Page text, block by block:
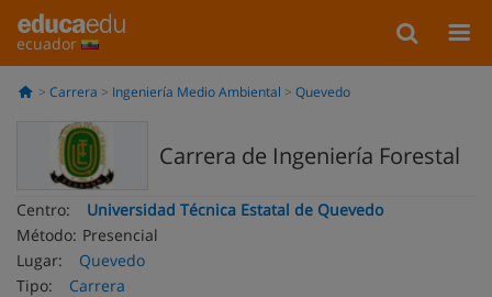
ecuador
Carrera Ingeniería Medio Ambiental Quevedo
Carrera de Ingeniería Forestal
Centro:
Universidad Técnica Estatal de Quevedo
Método: Presencial
Lugar:
Quevedo
Tipo:
Carrera